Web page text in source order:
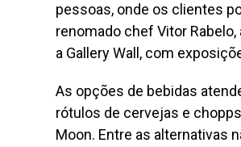
pessoas, onde os clientes
renomado chef Vitor Rabelo,
a Gallery Wall, com
As opções de bebidas
rótulos de cervejas e
Moon. Entre as alternativas